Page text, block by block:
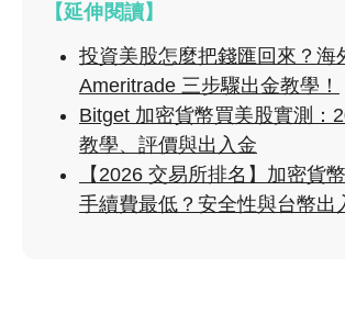
【延伸閱讀】
投資美股怎麼把錢匯回來？海
Ameritrade 三步驟出金教學！
Bitget 加密貨幣買美股實測：
教學、評價與出入金
【2026 交易所排名】加密貨
手續費最低？安全性與台幣出